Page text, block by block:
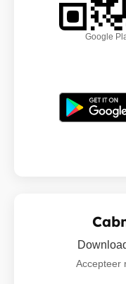
Google
Accepteer